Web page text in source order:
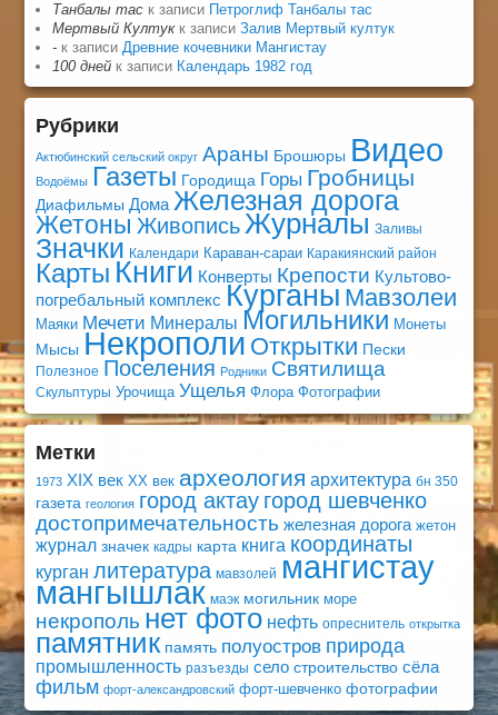
Танбалы тас к записи Петроглиф Танбалы тас
Мертвый Култукк записиЗалив Мертвый култук
- к записиДревние кочевники Мангистау
100 дней к записи Календарь 1982 год
Рубрики
Актюбинский сельский округ Араны Брошюры Видео
Водоёмы Газеты Городища Горы Гробницы
Диафильмы Дома Железная дорога
Жетоны Живопись Журналы Заливы
Значки Календари Караван-сараи Каракиянский район
Карты Книги Конверты Крепости Культово-
погребальный комплекс Курганы Мавзолеи
Маяки Мечети Минералы Могильники Монеты
Мысы Некрополи Открытки Пески
Полезное Поселения Родники Святилища
Скульптуры Урочища Ущелья Флора Фотографии
Метки
1973 XIX век XX век археология архитектура бн 350
газета геология город актау город шевченко
достопримечательность железная дорога жетон
журнал значек кадры карта книга координаты
курган литература мавзолей мангистау
мангышлак маэк могильник море
некрополь нет фото нефть опреснитель открытка
памятник память полуостров природа
промышленность разъезды село строительство сёла
фильм форт-александровский форт-шевченко фотографии